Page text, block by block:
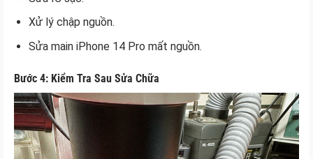
Xử lý chập nguồn.
Sửa main iPhone 14 Pro mất nguồn.
Bước 4: Kiểm Tra Sau Sửa Chữa